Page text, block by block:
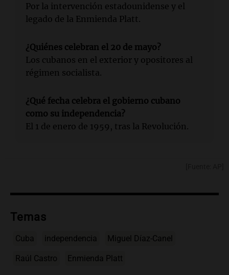
Por la intervención estadounidense y el
legado de la Enmienda Platt.
¿Quiénes celebran el 20 de mayo?
Los cubanos en el exterior y opositores al
régimen socialista.
¿Qué fecha celebra el gobierno cubano
como su independencia?
El 1 de enero de 1959, tras la Revolución.
Temas
Cuba independencia Miguel Díaz-Canel
Raúl Castro Enmienda Platt